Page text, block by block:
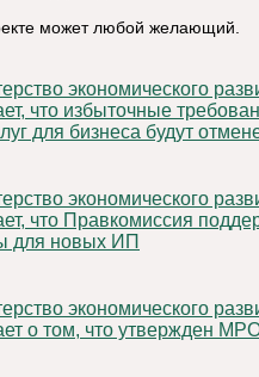
может любой желающий.
что избыточные
для бизнеса будут
что Правкомиссия
для новых ИП
о том, что утвержден